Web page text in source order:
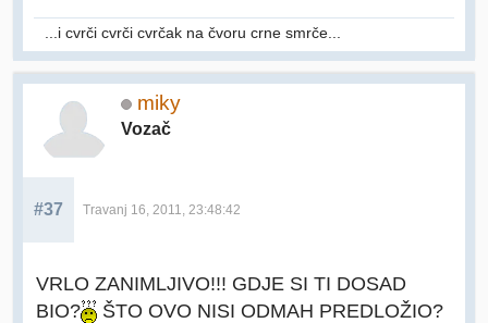
...i cvrči cvrči cvrčak na čvoru crne smrče...
miky
Vozač
#37 Travanj 16, 2011, 23:48:42
VRLO ZANIMLJIVO!!! GDJE SI TI DOSAD
BIO?
ŠTO OVO NISI ODMAH PREDLOŽIO?